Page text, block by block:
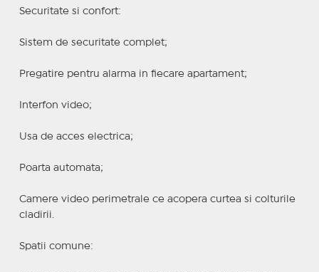
Securitate si confort:
Sistem de securitate complet;
Pregatire pentru alarma in fiecare apartament;
Interfon video;
Usa de acces electrica;
Poarta automata;
Camere video perimetrale ce acopera curtea si colturile
cladirii.
Spatii comune: